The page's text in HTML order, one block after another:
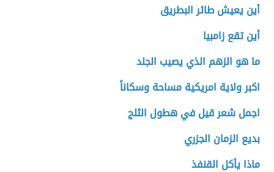
أين يعيش طائر البطريق
أين تقع زامبيا
ما هو الزهم الذي يصيب الجلد
اكبر ولاية امريكية مساحة وسكاناً
اجمل شعر قيل في هطول الثلج
بديع الزمان الجزري
ماذا يأكل القنفذ